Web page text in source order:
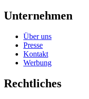
Unternehmen
Über uns
Presse
Kontakt
Werbung
Rechtliches